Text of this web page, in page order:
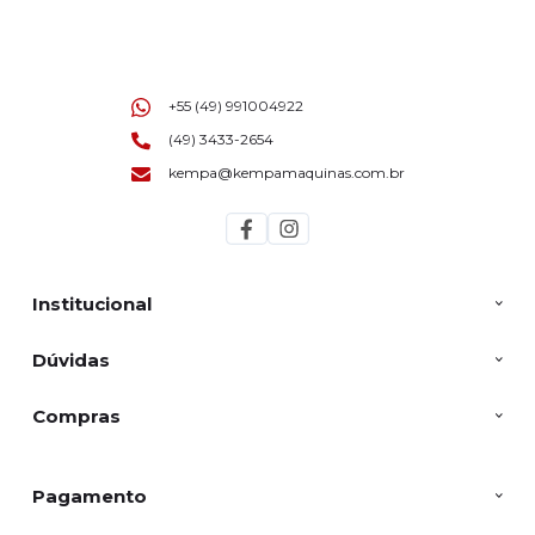
Institucional
Dúvidas
Compras
+55 (49) 991004922
(49) 3433-2654
kempa@kempamaquinas.com.br
Pagamento